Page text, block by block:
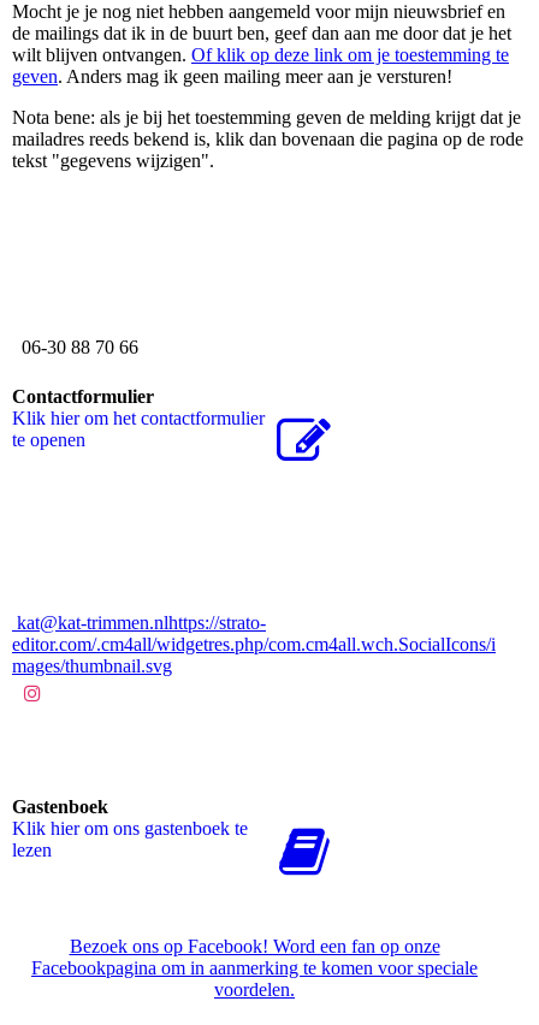
Mocht je je nog niet hebben aangemeld voor mijn nieuwsbrief en
de mailings dat ik in de buurt ben, geef dan aan me door dat je het
wilt blijven ontvangen. Of klik op deze link om je toestemming te
geven. Anders mag ik geen mailing meer aan je versturen!
Nota bene: als je bij het toestemming geven de melding krijgt dat je
mailadres reeds bekend is, klik dan bovenaan die pagina op de rode
tekst "gegevens wijzigen".
06-30 88 70 66
Contactformulier
Klik hier om het contactformulier
te openen
kat@kat-trimmen.nlhttps://strato-
editor.com/.cm4all/widgetres.php/com.cm4all.wch.SocialIcons/i
mages/thumbnail.svg
Gastenboek
Klik hier om ons gastenboek te
lezen
Bezoek ons op Facebook! Word een fan op onze
Facebookpagina om in aanmerking te komen voor speciale
voordelen.